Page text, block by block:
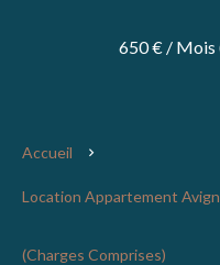
650 € / Mois
Accueil
Location Appartement
(Charges Comprises)